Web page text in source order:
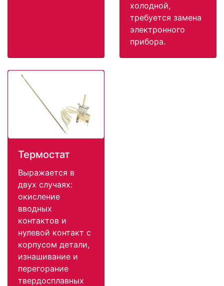
холодной,
требуется замена
электронного
прибора.
Термостат
Выражается в
двух случаях:
окисление
вводных
контактов и
нулевой контакт с
корпусом детали,
изнашивание и
перегорание
твердосплавных